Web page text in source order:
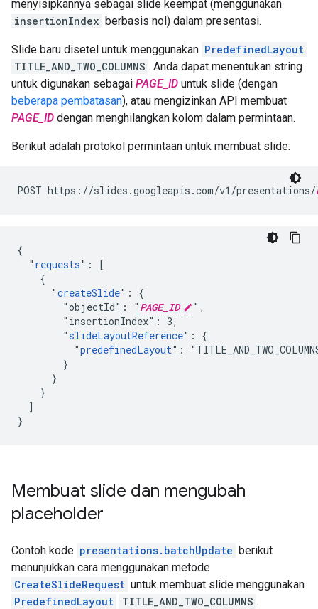
menyisipkannya sebagai slide keempat (menggunakan
insertionIndex berbasis nol) dalam presentasi.
Slide baru disetel untuk menggunakan PredefinedLayout
TITLE_AND_TWO_COLUMNS . Anda dapat menentukan string
untuk digunakan sebagai PAGE_ID untuk slide (dengan
beberapa pembatasan), atau mengizinkan API membuat
PAGE_ID dengan menghilangkan kolom dalam permintaan.
Berikut adalah protokol permintaan untuk membuat slide:
POST https://slides.googleapis.com/v1/presentations/
{
  "
requests": [
    {
      "
createSlide": {
        "objectId": "
PAGE_ID
",
        "insertionIndex": 3,
        "
slideLayoutReference": {
          "
predefinedLayout":
        }
      }
    }
  ]
}
Membuat slide dan mengubah
placeholder
Contoh kode presentations.batchUpdate berikut
menunjukkan cara menggunakan metode
CreateSlideRequest untuk membuat slide menggunakan
PredefinedLayout
TITLE_AND_TWO_COLUMNS .